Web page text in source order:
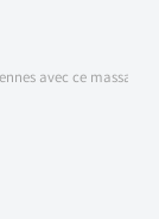
avec ce